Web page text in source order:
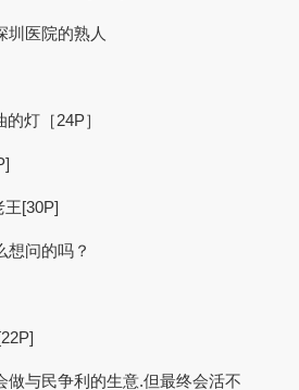
圳医院的熟人
灯［24P］
王[30P]
想问的吗？
做与民争利的生意.但最终会活不